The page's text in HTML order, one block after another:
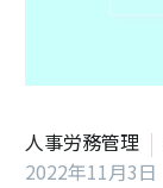
人事労務管理
2022年11月3日